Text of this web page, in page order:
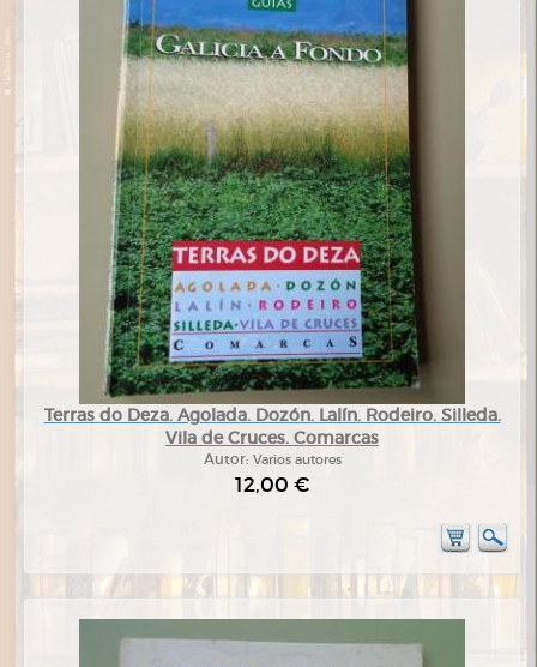
Terras do Deza. Agolada. Dozón. Lalín. Rodeiro. Silleda.
Vila de Cruces. Comarcas
Autor: Varios autores
12,00 €